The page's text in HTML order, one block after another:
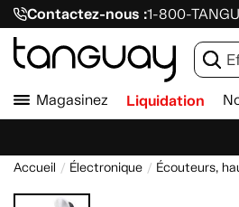
Contactez-nous :1-800-
Magasinez Liquidation
Accueil Électronique Écouteurs,